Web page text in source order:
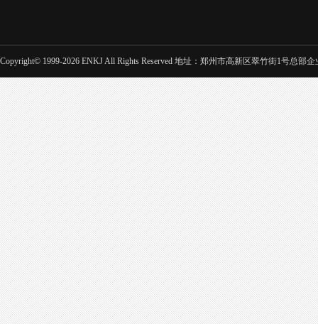
Copyright© 1999-2026 ENKJ All Rights Reserved 地址：郑州市高新区翠竹街1号